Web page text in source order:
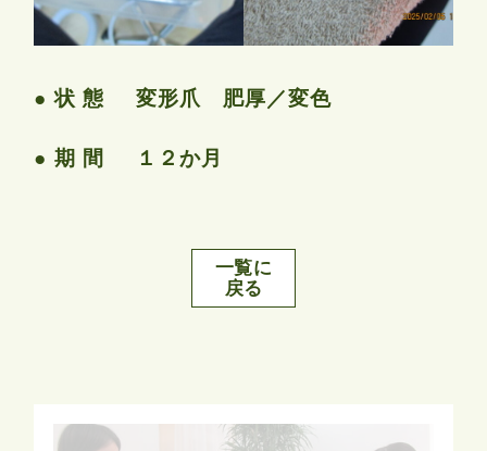
状 態 変形爪 肥厚／変色
期 間 １２か月
一覧に
戻る